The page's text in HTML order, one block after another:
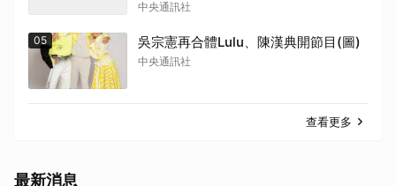
中央通訊社
05 吳宗憲再合體Lulu、陳漢典開節目(圖)
中央通訊社
查看更多
最新消息